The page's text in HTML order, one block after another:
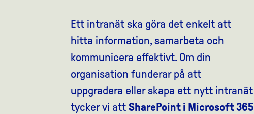
Ett intranät ska göra det enkelt att
hitta information, samarbeta och
kommunicera effektivt. Om din
organisation funderar på att
uppgradera eller skapa ett nytt intranät
tycker vi att SharePoint i Microsoft 365